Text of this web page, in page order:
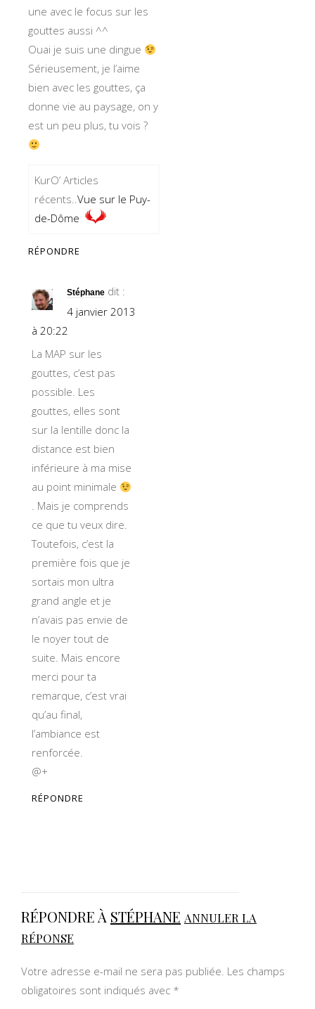
une avec le focus sur les
gouttes aussi ^^
Ouai je suis une dingue
Sérieusement, je l’aime
bien avec les gouttes, ça
donne vie au paysage, on y
est un peu plus, tu vois ?
KurO’ Articles
récents..Vue sur le Puy-
de-Dôme
RÉPONDRE
Stéphane dit :
4 janvier 2013
à 20:22
La MAP sur les
gouttes, c’est pas
possible. Les
gouttes, elles sont
sur la lentille donc la
distance est bien
inférieure à ma mise
au point minimale
. Mais je comprends
ce que tu veux dire.
Toutefois, c’est la
première fois que je
sortais mon ultra
grand angle et je
n’avais pas envie de
le noyer tout de
suite. Mais encore
merci pour ta
remarque, c’est vrai
qu’au final,
l’ambiance est
renforcée.
@+
RÉPONDRE
RÉPONDRE À STÉPHANE ANNULER LA
RÉPONSE
Votre adresse e-mail ne sera pas publiée. Les champs
obligatoires sont indiqués avec *